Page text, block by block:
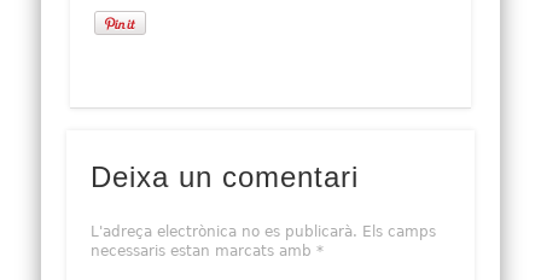
Deixa un comentari
L'adreça electrònica no es publicarà. Els camps
necessaris estan marcats amb *